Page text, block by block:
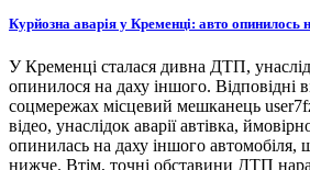
Курйозна аварія у Кременці: авто опинилось
У Кременці сталася дивна ДТП,
опинилося на даху іншого. Відповідні
соцмережах місцевий мешканець
відео, унаслідок аварії автівка,
опинилась на даху іншого автомобіля,
нижче. Втім, точні обставини ДТП